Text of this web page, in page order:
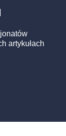
artykułach